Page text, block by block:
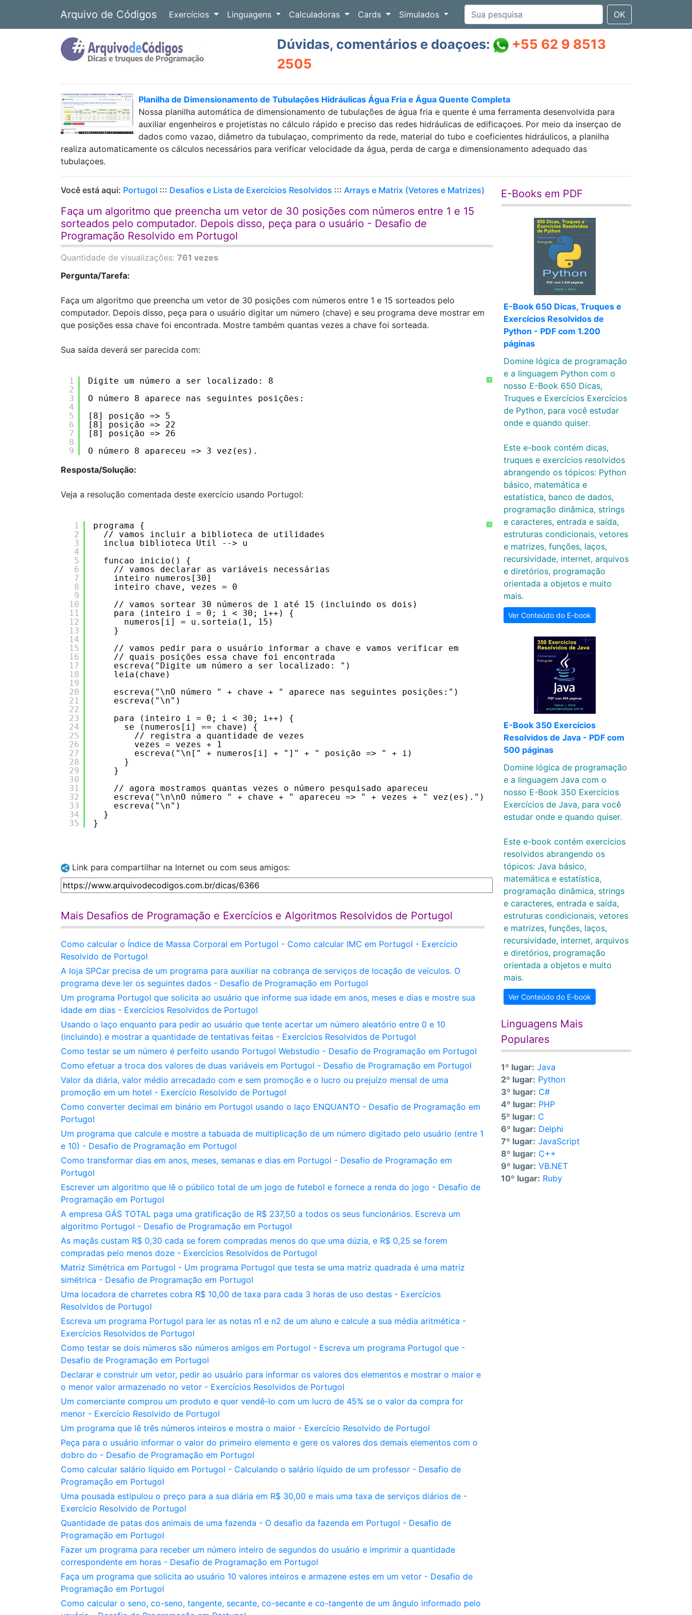
Arquivo de Códigos Exercícios Linguagens Calculadoras Cards Simulados OK
Dúvidas, comentários e doaçoes:
+55 62 9 8513
2505
Planilha de Dimensionamento de Tubulações Hidráulicas Água Fria e Água Quente Completa
Nossa planilha automática de dimensionamento de tubulações de água fria e quente é uma ferramenta desenvolvida para
auxiliar engenheiros e projetistas no cálculo rápido e preciso das redes hidráulicas de edificaçoes. Por meio da inserçao de
dados como vazao, diâmetro da tubulaçao, comprimento da rede, material do tubo e coeficientes hidráulicos, a planilha
realiza automaticamente os cálculos necessários para verificar velocidade da água, perda de carga e dimensionamento adequado das
tubulaçoes.
Você está aqui: Portugol ::: Desafios e Lista de Exercícios Resolvidos ::: Arrays e Matrix (Vetores e Matrizes)
Faça um algoritmo que preencha um vetor de 30 posições com números entre 1 e 15
sorteados pelo computador. Depois disso, peça para o usuário - Desafio de
Programação Resolvido em Portugol
Quantidade de visualizações: 761 vezes
Pergunta/Tarefa:
Faça um algoritmo que preencha um vetor de 30 posições com números entre 1 e 15 sorteados pelo
computador. Depois disso, peça para o usuário digitar um número (chave) e seu programa deve mostrar em
que posições essa chave foi encontrada. Mostre também quantas vezes a chave foi sorteada.
Sua saída deverá ser parecida com:
?
1
2
3
4
5
6
7
8
9
Digite um número a ser localizado: 8
O número 8 aparece nas seguintes posições:
[8] posição => 5
[8] posição => 22
[8] posição => 26
O número 8 apareceu => 3 vez(es).
Resposta/Solução:
Veja a resolução comentada deste exercício usando Portugol:
?
1
2
3
4
5
6
7
8
9
10
11
12
13
14
15
16
17
18
19
20
21
22
23
24
25
26
27
28
29
30
31
32
33
34
35
programa {
// vamos incluir a biblioteca de utilidades
inclua biblioteca Util --> u
funcao inicio() {
// vamos declarar as variáveis necessárias
inteiro numeros[30]
inteiro chave, vezes = 0
// vamos sortear 30 números de 1 até 15 (incluindo os dois)
para (inteiro i = 0; i < 30; i++) {
numeros[i] = u.sorteia(1, 15)
}
// vamos pedir para o usuário informar a chave e vamos verificar em
// quais posições essa chave foi encontrada
escreva("Digite um número a ser localizado: ")
leia(chave)
escreva("\nO número " + chave + " aparece nas seguintes posições:")
escreva("\n")
para (inteiro i = 0; i < 30; i++) {
se (numeros[i] == chave) {
// registra a quantidade de vezes
vezes = vezes + 1
escreva("\n[" + numeros[i] + "]" + " posição => " + i)
}
}
// agora mostramos quantas vezes o número pesquisado apareceu
escreva("\n\nO número " + chave + " apareceu => " + vezes + " vez(es).")
escreva("\n")
}
}
Link para compartilhar na Internet ou com seus amigos:
Mais Desafios de Programação e Exercícios e Algoritmos Resolvidos de Portugol
Como calcular o Índice de Massa Corporal em Portugol - Como calcular IMC em Portugol - Exercício
Resolvido de Portugol
A loja SPCar precisa de um programa para auxiliar na cobrança de serviços de locação de veículos. O
programa deve ler os seguintes dados - Desafio de Programação em Portugol
Um programa Portugol que solicita ao usuário que informe sua idade em anos, meses e dias e mostre sua
idade em dias - Exercícios Resolvidos de Portugol
Usando o laço enquanto para pedir ao usuário que tente acertar um número aleatório entre 0 e 10
(incluindo) e mostrar a quantidade de tentativas feitas - Exercícios Resolvidos de Portugol
Como testar se um número é perfeito usando Portugol Webstudio - Desafio de Programação em Portugol
Como efetuar a troca dos valores de duas variáveis em Portugol - Desafio de Programação em Portugol
Valor da diária, valor médio arrecadado com e sem promoção e o lucro ou prejuízo mensal de uma
promoção em um hotel - Exercício Resolvido de Portugol
Como converter decimal em binário em Portugol usando o laço ENQUANTO - Desafio de Programação em
Portugol
Um programa que calcule e mostre a tabuada de multiplicação de um número digitado pelo usuário (entre 1
e 10) - Desafio de Programação em Portugol
Como transformar dias em anos, meses, semanas e dias em Portugol - Desafio de Programação em
Portugol
Escrever um algoritmo que lê o público total de um jogo de futebol e fornece a renda do jogo - Desafio de
Programação em Portugol
A empresa GÁS TOTAL paga uma gratificação de R$ 237,50 a todos os seus funcionários. Escreva um
algoritmo Portugol - Desafio de Programação em Portugol
As maçãs custam R$ 0,30 cada se forem compradas menos do que uma dúzia, e R$ 0,25 se forem
compradas pelo menos doze - Exercícios Resolvidos de Portugol
Matriz Simétrica em Portugol - Um programa Portugol que testa se uma matriz quadrada é uma matriz
simétrica - Desafio de Programação em Portugol
Uma locadora de charretes cobra R$ 10,00 de taxa para cada 3 horas de uso destas - Exercícios
Resolvidos de Portugol
Escreva um programa Portugol para ler as notas n1 e n2 de um aluno e calcule a sua média aritmética -
Exercícios Resolvidos de Portugol
Como testar se dois números são números amigos em Portugol - Escreva um programa Portugol que -
Desafio de Programação em Portugol
Declarar e construir um vetor, pedir ao usuário para informar os valores dos elementos e mostrar o maior e
o menor valor armazenado no vetor - Exercícios Resolvidos de Portugol
Um comerciante comprou um produto e quer vendê-lo com um lucro de 45% se o valor da compra for
menor - Exercício Resolvido de Portugol
Um programa que lê três números inteiros e mostra o maior - Exercício Resolvido de Portugol
Peça para o usuário informar o valor do primeiro elemento e gere os valores dos demais elementos com o
dobro do - Desafio de Programação em Portugol
Como calcular salário líquido em Portugol - Calculando o salário líquido de um professor - Desafio de
Programação em Portugol
Uma pousada estipulou o preço para a sua diária em R$ 30,00 e mais uma taxa de serviços diários de -
Exercício Resolvido de Portugol
Quantidade de patas dos animais de uma fazenda - O desafio da fazenda em Portugol - Desafio de
Programação em Portugol
Fazer um programa para receber um número inteiro de segundos do usuário e imprimir a quantidade
correspondente em horas - Desafio de Programação em Portugol
Faça um programa que solicita ao usuário 10 valores inteiros e armazene estes em um vetor - Desafio de
Programação em Portugol
Como calcular o seno, co-seno, tangente, secante, co-secante e co-tangente de um ângulo informado pelo
E-Books em PDF
E-Book 650 Dicas, Truques e
Exercícios Resolvidos de
Python - PDF com 1.200
páginas
Domine lógica de programação
e a linguagem Python com o
nosso E-Book 650 Dicas,
Truques e Exercícios Exercícios
de Python, para você estudar
onde e quando quiser.
Este e-book contém dicas,
truques e exercícios resolvidos
abrangendo os tópicos: Python
básico, matemática e
estatística, banco de dados,
programação dinâmica, strings
e caracteres, entrada e saída,
estruturas condicionais, vetores
e matrizes, funções, laços,
recursividade, internet, arquivos
e diretórios, programação
orientada a objetos e muito
mais.
Ver Conteúdo do E-book
E-Book 350 Exercícios
Resolvidos de Java - PDF com
500 páginas
Domine lógica de programação
e a linguagem Java com o
nosso E-Book 350 Exercícios
Exercícios de Java, para você
estudar onde e quando quiser.
Este e-book contém exercícios
resolvidos abrangendo os
tópicos: Java básico,
matemática e estatística,
programação dinâmica, strings
e caracteres, entrada e saída,
estruturas condicionais, vetores
e matrizes, funções, laços,
recursividade, internet, arquivos
e diretórios, programação
orientada a objetos e muito
mais.
Ver Conteúdo do E-book
Linguagens Mais
Populares
1º lugar: Java
2º lugar: Python
3º lugar: C#
4º lugar: PHP
5º lugar: C
6º lugar: Delphi
7º lugar: JavaScript
8º lugar: C++
9º lugar: VB.NET
10º lugar: Ruby